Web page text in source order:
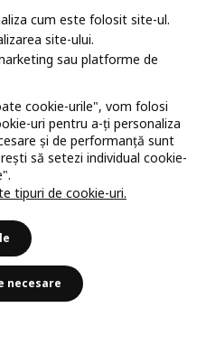
cum este folosit site-ul.
site-ului.
sau platforme de
cookie-urile", vom folosi
uri pentru a-ți personaliza
și de performanță sunt
să setezi individual cookie-
tipuri de cookie-uri.
necesare